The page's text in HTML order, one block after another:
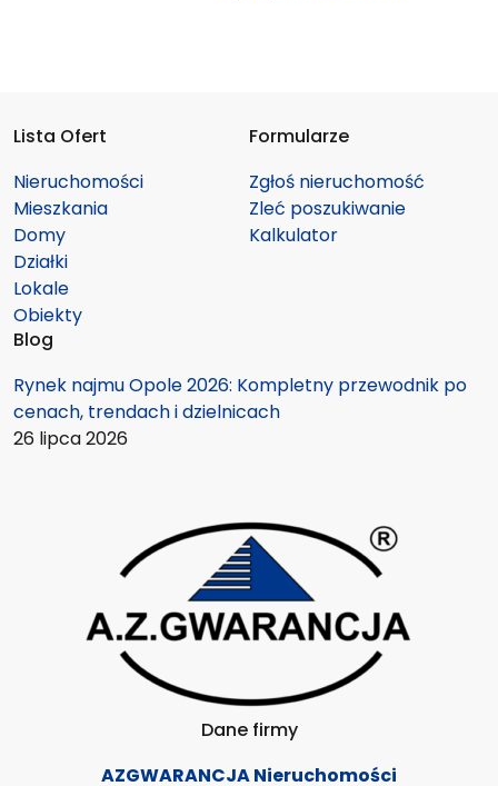
Lista Ofert
Nieruchomości
Mieszkania
Domy
Działki
Lokale
Obiekty
Formularze
Zgłoś nieruchomość
Zleć poszukiwanie
Kalkulator
Blog
Rynek najmu Opole 2026: Kompletny przewodnik po
cenach, trendach i dzielnicach
26 lipca 2026
Dane firmy
AZGWARANCJA Nieruchomości